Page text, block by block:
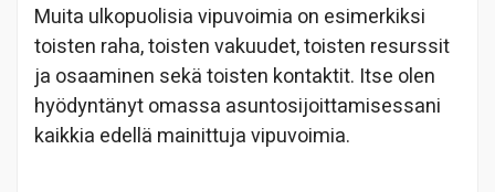
Muita ulkopuolisia vipuvoimia on esimerkiksi
toisten raha, toisten vakuudet, toisten resurssit
ja osaaminen sekä toisten kontaktit. Itse olen
hyödyntänyt omassa asuntosijoittamisessani
kaikkia edellä mainittuja vipuvoimia.